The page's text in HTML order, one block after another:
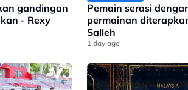
gandingan
- Rexy
Pemain serasi
permainan
Salleh
1 day ago